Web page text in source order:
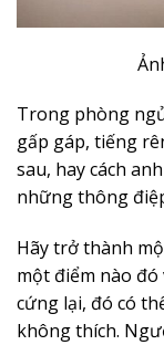
Trong phòng
gấp gáp, tiếng
sau, hay cách
những thông
Hãy trở thành
một điểm nào
cứng lại, đó có
không thích.